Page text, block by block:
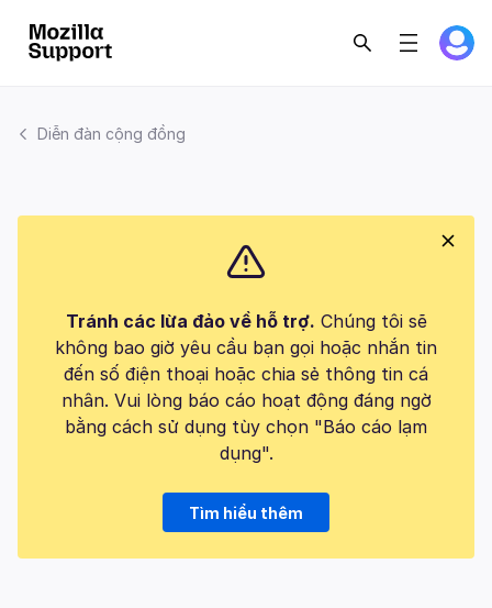
Diễn đàn cộng đồng
Tránh các lừa đảo về hỗ trợ. Chúng tôi sẽ
không bao giờ yêu cầu bạn gọi hoặc nhắn tin
đến số điện thoại hoặc chia sẻ thông tin cá
nhân. Vui lòng báo cáo hoạt động đáng ngờ
bằng cách sử dụng tùy chọn "Báo cáo lạm
dụng".
Tìm hiểu thêm